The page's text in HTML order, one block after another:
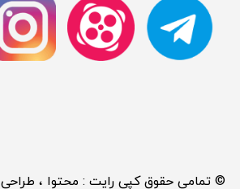
© تمامی حقوق کپی رایت : محتوا ،